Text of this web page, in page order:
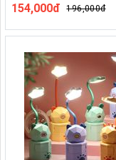
154,000đ 196,000đ